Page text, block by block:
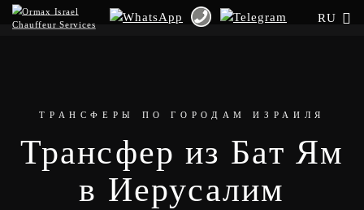
RU
ТРАНСФЕРЫ ПО ГОРОДАМ ИЗРАИЛЯ
Трансфер из Бат Ям
в Иерусалим